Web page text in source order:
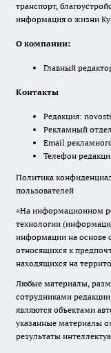
транспорт,
информация о жизни
О компании:
Главный
Контакты
Редакция:
Рекламный
Email
Телефон
Политика
пользователей
«На информационном
технологии
информации на основе
относящихся к
находящихся на
Любые материалы,
сотрудниками
являются объектами
указанные материалы
результаты